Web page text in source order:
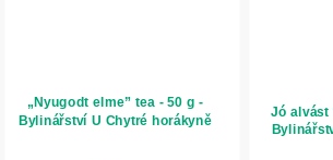
„Nyugodt elme” tea - 50 g -
Bylinářství U Chytré horákyně
Jó alvást